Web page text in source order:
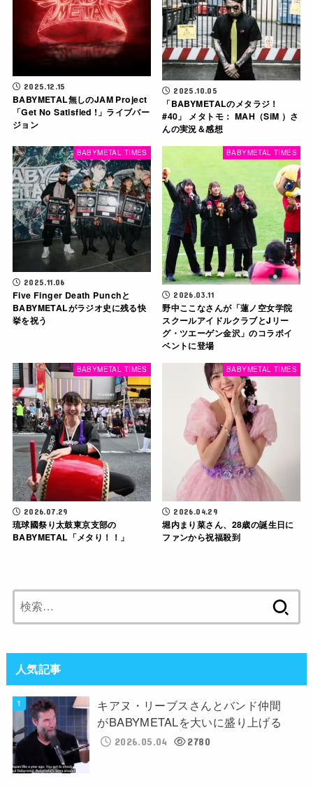
2025.12.15
BABYMETAL無しのJAM Project
「Get No Satisfied !」ライブバー
ジョン
2025.10.05
「BABYMETALのメタラジ！
#40」 メタトモ： MAH（SiM ）さ
んの実況＆感想
BABYMETAL TIMES
2025.11.06
Five Finger Death Punchと
BABYMETALがラジオ史に残る快
挙を祝う
BABYMETAL TIMES
2026.03.11
野中ここなさんが「蓮ノ空女学院
スクールアイドルクラブとJリー
グ・ツエーゲン金沢」のコラボイ
ベントに登場
BABYMETAL TIMES
2026.07.29
琉球國祭り太鼓東京支部の
BABYMETAL「メタり！！」
BABYMETAL TIMES
2026.04.29
堀内まり菜さん、28歳の誕生日に
ファンから祝福殺到
索:
人気記事
キアヌ・リーブスさんとバンド仲間
がBABYMETALを大いに盛り上げる
2026.05.04 2780